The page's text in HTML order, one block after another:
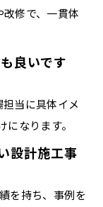
修で、一貫体
良いです
当に具体イメ
なります。
設計施工事
を持ち、事例を